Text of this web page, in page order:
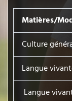
Matières/
Culture
Langue
Langue